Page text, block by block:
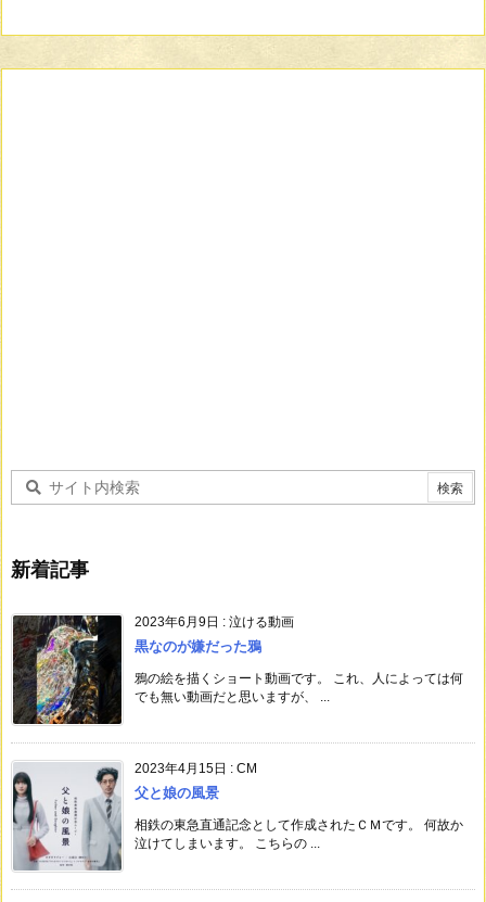
新着記事
2023年6月9日 : 泣ける動画
黒なのが嫌だった鴉
鴉の絵を描くショート動画です。 これ、人によっては何
でも無い動画だと思いますが、 ...
2023年4月15日 : CM
父と娘の風景
相鉄の東急直通記念として作成されたＣＭです。 何故か
泣けてしまいます。 こちらの ...